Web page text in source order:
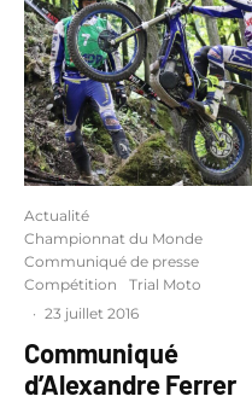
Actualité
Championnat du Monde
Communiqué de presse
Compétition
Trial Moto
· 23 juillet 2016
Communiqué
d’Alexandre Ferrer